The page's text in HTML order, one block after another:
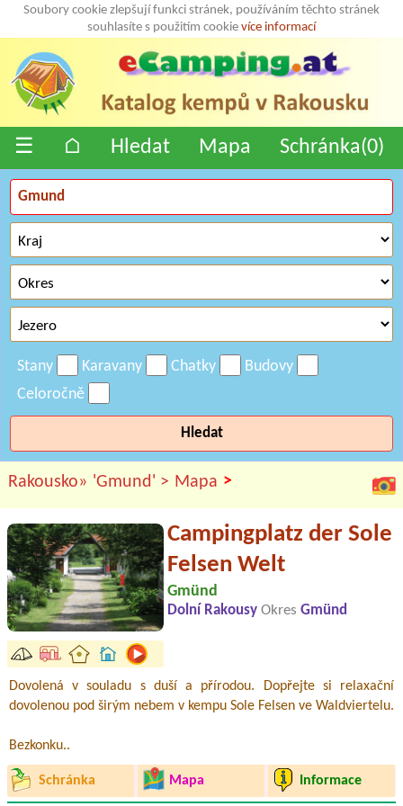
Soubory cookie zlepšují funkci stránek, používáním těchto stránek
souhlasíte s použitím cookie více informací
☰ ⌂ Hledat Mapa Schránka(0)
Stany Karavany Chatky
Budovy
Celoročně
Hledat
Rakousko» 'Gmund' > Mapa >
Campingplatz der Sole
Felsen Welt
Gmünd
Dolní Rakousy Okres Gmünd
Dovolená v souladu s duší a přírodou. Dopřejte si relaxační
dovolenou pod širým nebem v kempu Sole Felsen ve Waldviertelu.
Bezkonku..
Schránka Mapa Informace